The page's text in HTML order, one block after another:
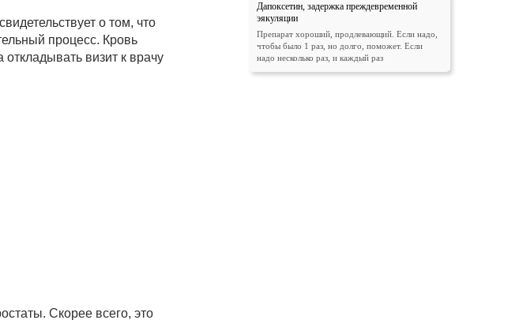
о том, что
процесс. Кровь
визит к врачу
Скорее всего, это
Дапоксетин, задержка преждевременной
эякуляции
Препарат хороший, продлевающий. Если надо,
чтобы было 1 раз, но долго, поможет. Если
надо несколько раз, и каждый раз